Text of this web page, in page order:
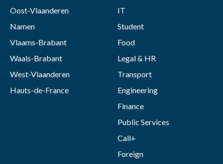
Oost-Vlaanderen
Namen
Vlaams-Brabant
Waals-Brabant
West-Vlaanderen
Hauts-de-France
IT
Student
Food
Legal & HR
Transport
Engineering
Finance
Public Services
Call+
Foreign